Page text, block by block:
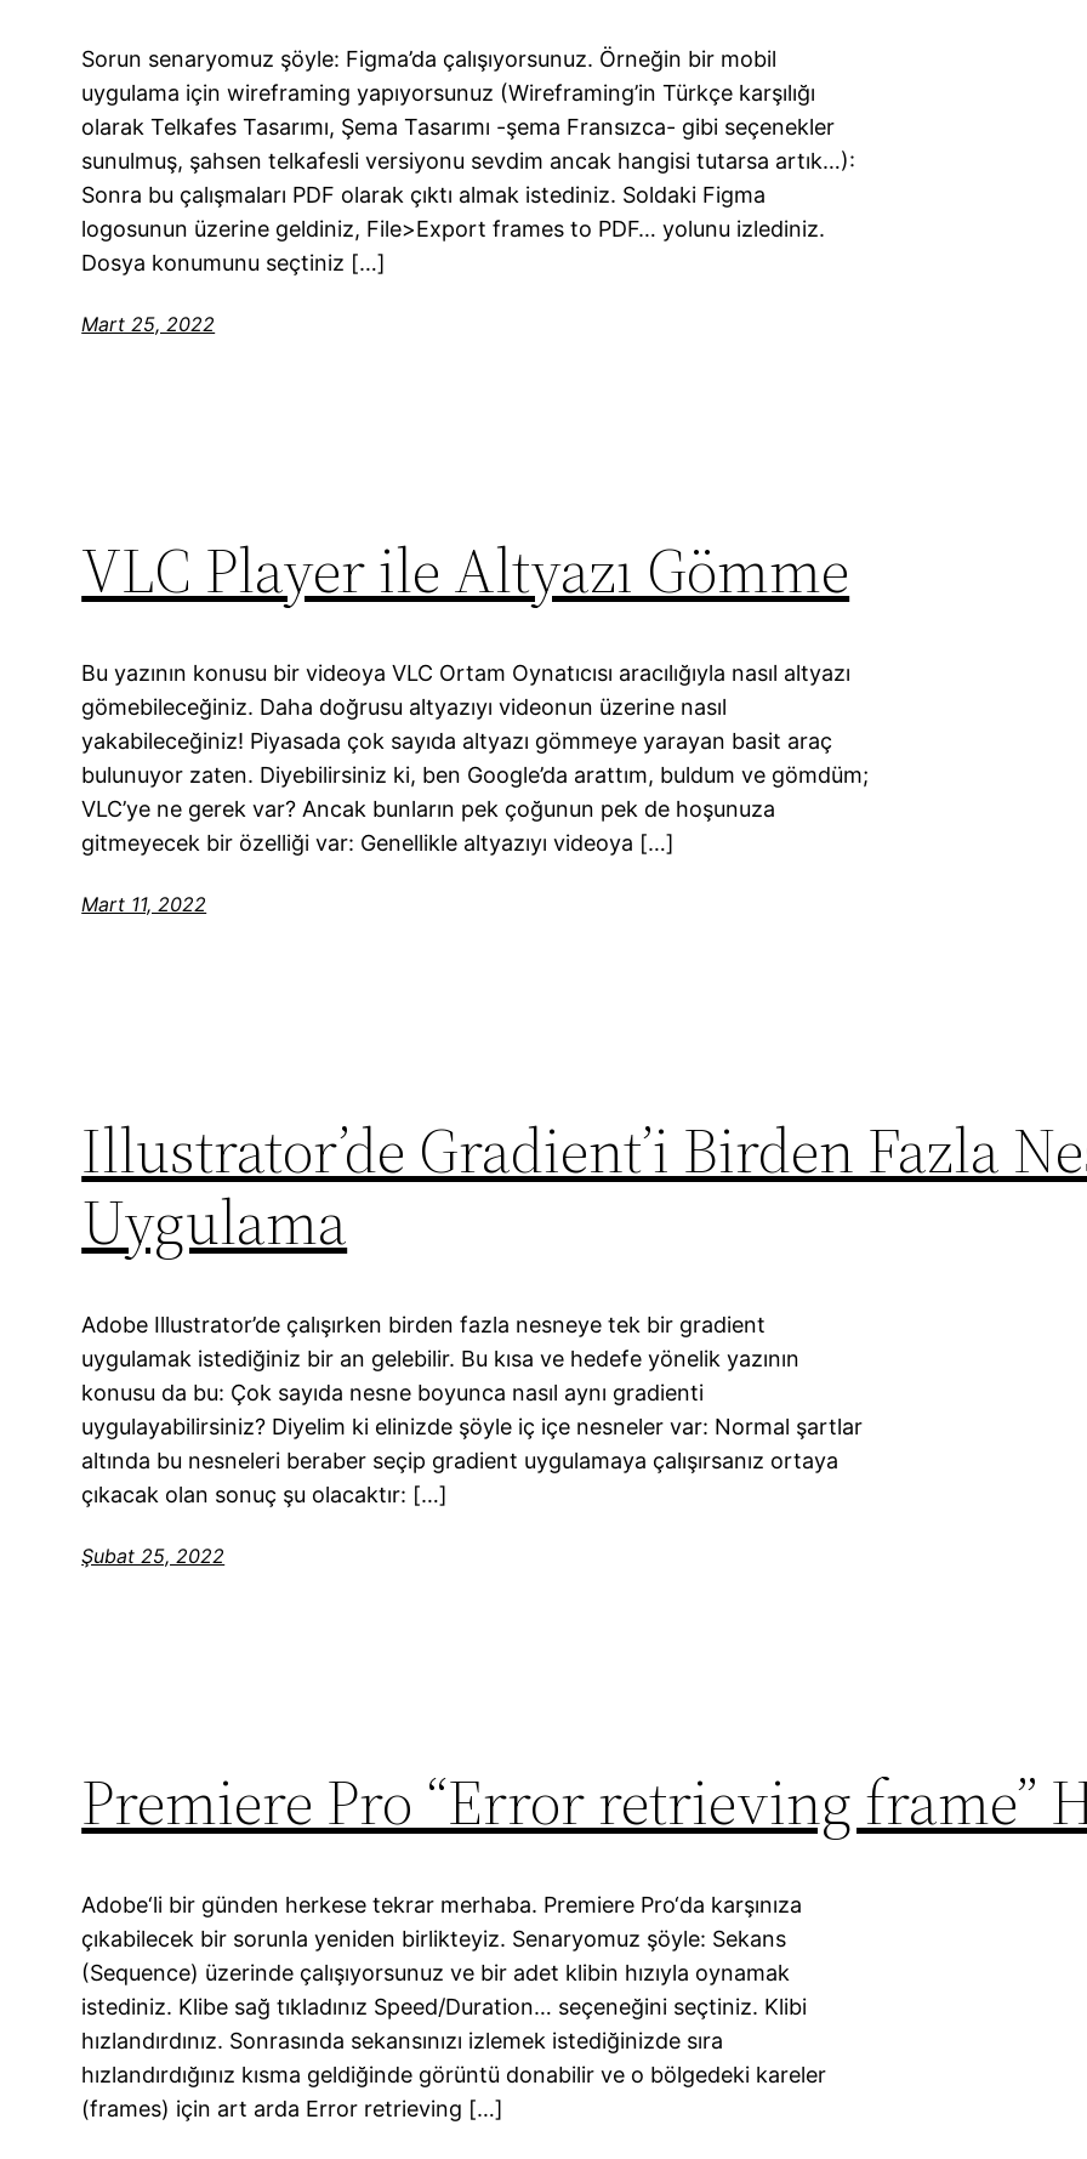
Sorun senaryomuz şöyle: Figma’da çalışıyorsunuz. Örneğin bir mobil
uygulama için wireframing yapıyorsunuz (Wireframing’in Türkçe karşılığı
olarak Telkafes Tasarımı, Şema Tasarımı -şema Fransızca- gibi seçenekler
sunulmuş, şahsen telkafesli versiyonu sevdim ancak hangisi tutarsa artık…):
Sonra bu çalışmaları PDF olarak çıktı almak istediniz. Soldaki Figma
logosunun üzerine geldiniz, File>Export frames to PDF… yolunu izlediniz.
Dosya konumunu seçtiniz […]
Mart 25, 2022
VLC Player ile Altyazı Gömme
Bu yazının konusu bir videoya VLC Ortam Oynatıcısı aracılığıyla nasıl altyazı
gömebileceğiniz. Daha doğrusu altyazıyı videonun üzerine nasıl
yakabileceğiniz! Piyasada çok sayıda altyazı gömmeye yarayan basit araç
bulunuyor zaten. Diyebilirsiniz ki, ben Google’da arattım, buldum ve gömdüm;
VLC’ye ne gerek var? Ancak bunların pek çoğunun pek de hoşunuza
gitmeyecek bir özelliği var: Genellikle altyazıyı videoya […]
Mart 11, 2022
Illustrator’de Gradient’i Birden Fazla
Uygulama
Adobe Illustrator’de çalışırken birden fazla nesneye tek bir gradient
uygulamak istediğiniz bir an gelebilir. Bu kısa ve hedefe yönelik yazının
konusu da bu: Çok sayıda nesne boyunca nasıl aynı gradienti
uygulayabilirsiniz? Diyelim ki elinizde şöyle iç içe nesneler var: Normal şartlar
altında bu nesneleri beraber seçip gradient uygulamaya çalışırsanız ortaya
çıkacak olan sonuç şu olacaktır: […]
Şubat 25, 2022
Premiere Pro “Error retrieving frame”
Adobe‘li bir günden herkese tekrar merhaba. Premiere Pro‘da karşınıza
çıkabilecek bir sorunla yeniden birlikteyiz. Senaryomuz şöyle: Sekans
(Sequence) üzerinde çalışıyorsunuz ve bir adet klibin hızıyla oynamak
istediniz. Klibe sağ tıkladınız Speed/Duration… seçeneğini seçtiniz. Klibi
hızlandırdınız. Sonrasında sekansınızı izlemek istediğinizde sıra
hızlandırdığınız kısma geldiğinde görüntü donabilir ve o bölgedeki kareler
(frames) için art arda Error retrieving […]